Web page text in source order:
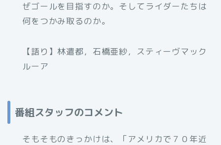
ぜゴールを目指すのか。そしてライダーたちは
何をつかみ取るのか。
【語り】林遣都，石橋亜紗，スティーヴマック
ルーア
番組スタッフのコメント
そもそものきっかけは、「アメリカで７０年近